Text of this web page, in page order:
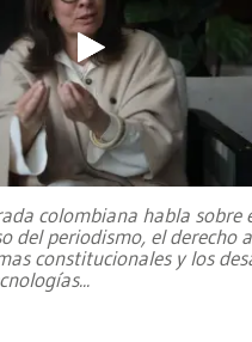
colombiana habla sobre
del periodismo, el derecho
constitucionales y los
...